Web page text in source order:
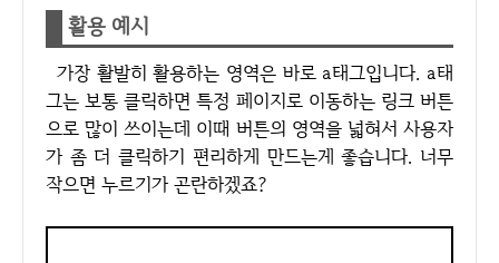
활용 예시
가장 활발히 활용하는 영역은 바로 a태그입니다. a태
그는 보통 클릭하면 특정 페이지로 이동하는 링크 버튼
으로 많이 쓰이는데 이때 버튼의 영역을 넓혀서 사용자
가 좀 더 클릭하기 편리하게 만드는게 좋습니다. 너무
작으면 누르기가 곤란하겠죠?